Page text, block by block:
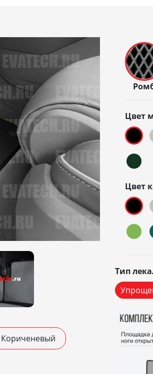
Кориченевый
Цвет
Цвет
Тип